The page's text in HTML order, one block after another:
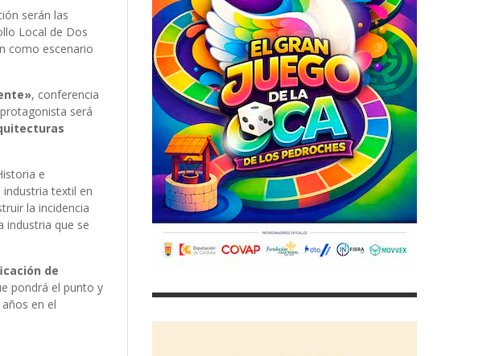
serán las
Local de Dos
como escenario
, conferencia
será
e
industria textil en
la incidencia
industria que se
de
pondrá el punto y
en el